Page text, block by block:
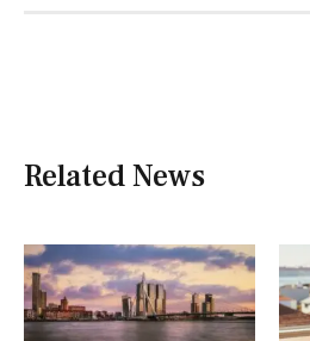
Related News